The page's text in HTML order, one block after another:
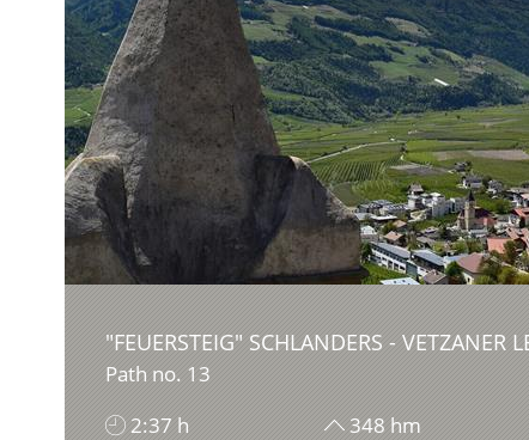
"FEUERSTEIG" SCHLANDERS - VETZANER
Path no. 13
2:37 h
348 hm